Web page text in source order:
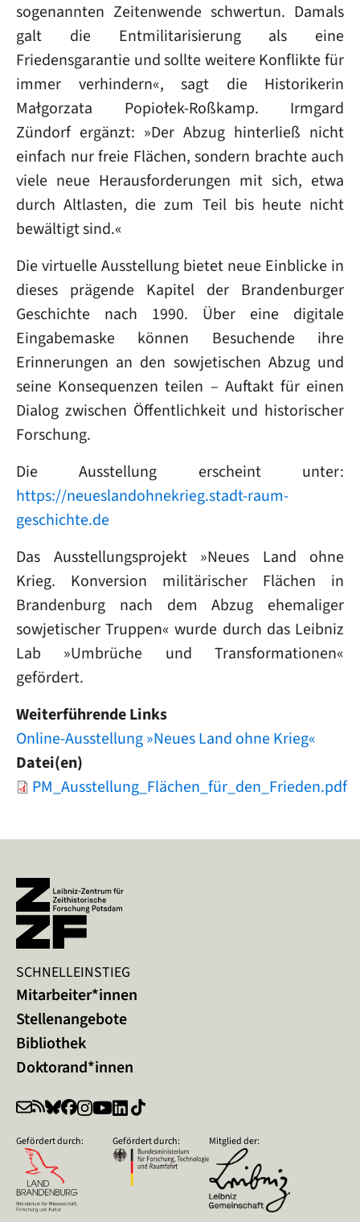
sogenannten Zeitenwende schwertun. Damals
galt die Entmilitarisierung als eine
Friedensgarantie und sollte weitere Konflikte für
immer verhindern«, sagt die Historikerin
Małgorzata Popiołek-Roßkamp. Irmgard
Zündorf ergänzt: »Der Abzug hinterließ nicht
einfach nur freie Flächen, sondern brachte auch
viele neue Herausforderungen mit sich, etwa
durch Altlasten, die zum Teil bis heute nicht
bewältigt sind.«
Die virtuelle Ausstellung bietet neue Einblicke in
dieses prägende Kapitel der Brandenburger
Geschichte nach 1990. Über eine digitale
Eingabemaske können Besuchende ihre
Erinnerungen an den sowjetischen Abzug und
seine Konsequenzen teilen – Auftakt für einen
Dialog zwischen Öffentlichkeit und historischer
Forschung.
Die Ausstellung erscheint unter:
https://neueslandohnekrieg.stadt-raum-
geschichte.de
Das Ausstellungsprojekt »Neues Land ohne
Krieg. Konversion militärischer Flächen in
Brandenburg nach dem Abzug ehemaliger
sowjetischer Truppen« wurde durch das Leibniz
Lab »Umbrüche und Transformationen«
gefördert.
Weiterführende Links
Online-Ausstellung »Neues Land ohne Krieg«
Datei(en)
Document
PM_Ausstellung_Flächen_für_den_Frieden.pdf
SCHNELLEINSTIEG
Mitarbeiter*innen
Stellenangebote
Bibliothek
Doktorand*innen
Gefördert durch: Gefördert durch: Mitglied der: